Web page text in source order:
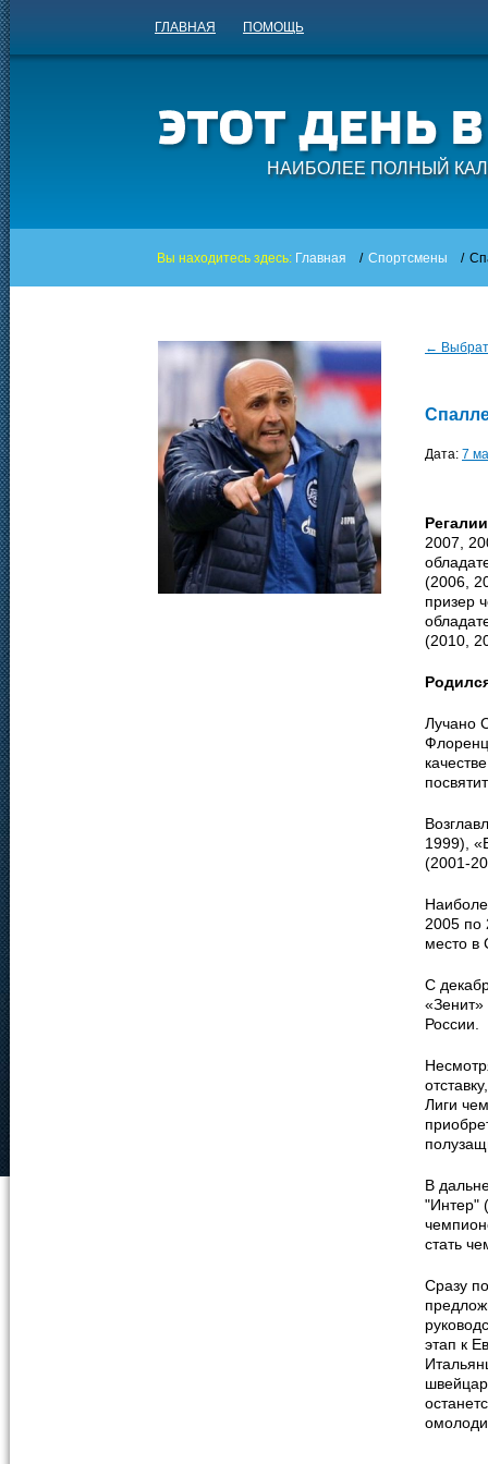
ГЛАВНАЯ ПОМОЩЬ
НАИБОЛЕЕ ПОЛНЫЙ
Вы находитесь здесь: Главная / Спортсмены /
←
Дата: 7
2007,
(2006,
призер
(2010,
Лучано
1999),
(2001-
2005 по
место в
С
России.
Лиги
В
"Интер"
стать
Сразу
этап к